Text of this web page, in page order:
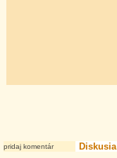
pridaj komentár Diskusia